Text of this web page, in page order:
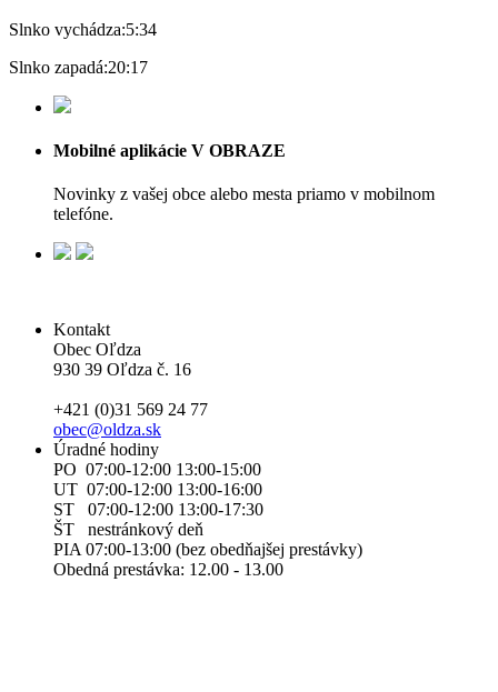
Slnko vychádza:5:34
Slnko zapadá:20:17
Mobilné aplikácie V OBRAZE
Novinky z vašej obce alebo mesta priamo v mobilnom
telefóne.
Kontakt
Obec Oľdza
930 39 Oľdza č. 16
+421 (0)31 569 24 77
obec@oldza.sk
Úradné hodiny
PO 07:00-12:00 13:00-15:00
UT 07:00-12:00 13:00-16:00
ST 07:00-12:00 13:00-17:30
ŠT nestránkový deň
PIA 07:00-13:00 (bez obedňajšej prestávky)
Obedná prestávka: 12.00 - 13.00